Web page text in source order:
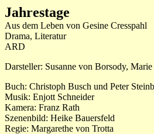
Jahrestage
Aus dem Leben von Gesine Cresspahl
Drama, Literatur
ARD
Darsteller: Susanne von Borsody,
Buch: Christoph Busch und Peter
Musik: Enjott Schneider
Kamera: Franz Rath
Szenenbild: Heike Bauersfeld
Regie: Margarethe von Trotta